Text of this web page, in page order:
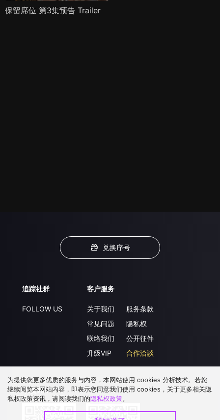
保留席位 第3集预告 Trailer
兑换序号
追踪社群
FOLLOW US
客户服务
关于我们
常见问题
联络我们
升级VIP
服务条款
隐私权
公开征件
合作洽談
下载 APP
为提供您更多优质的服务与内容，本网站使用 cookies 分析技术。若您
继续阅览本网站内容，即表示您同意我们使用 cookies，关于更多相关隐
私权政策资讯，请阅读我们的隐私权政策。